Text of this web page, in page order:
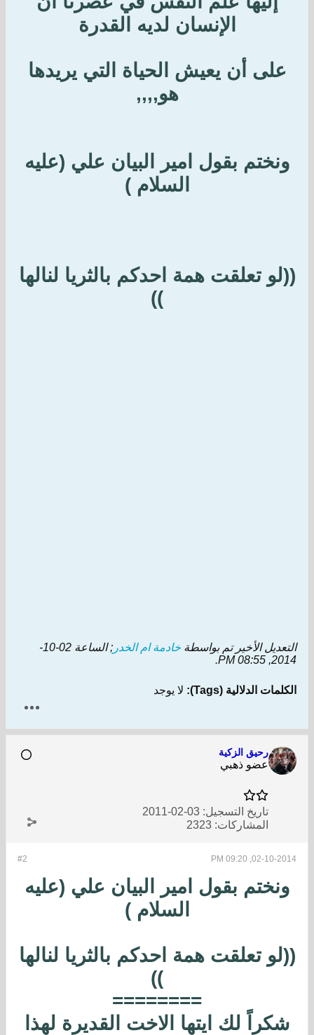
الإنسان لديه القدرة
على أن يعيش الحياة التي يريدها
هو,,,,
ونختم بقول امير البيان علي (عليه
السلام )
((لو تعلقت همة احدكم بالثريا لنالها
))
التعديل الأخير تم بواسطة خادمة ام الخدر ; الساعة
02-10-
2014, 08:55 PM
.
الكلمات الدلالية (Tags): لا يوجد
رحيق الزكية
عضو ذهبي
تاريخ التسجيل: 03-02-2011
المشاركات: 2323
#2 02-10-2014, 09:20 PM
ونختم بقول امير البيان علي (عليه
السلام )
((لو تعلقت همة احدكم بالثريا لنالها
))
========
شكراً لك ايتها الاخت القديرة لهذا